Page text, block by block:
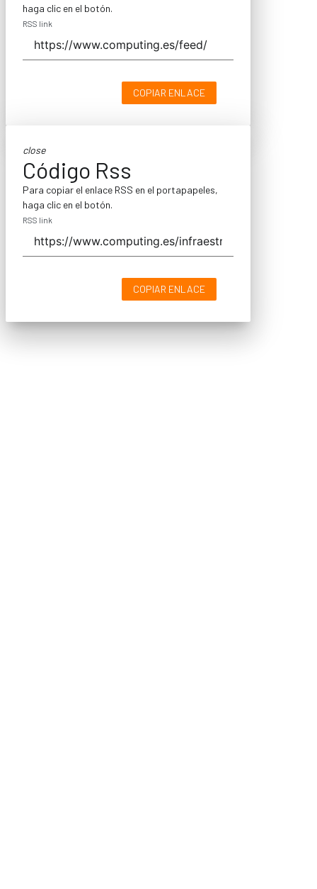
haga clic en el botón.
RSS link
COPIAR ENLACE
close
Código Rss
Para copiar el enlace RSS en el portapapeles,
haga clic en el botón.
RSS link
COPIAR ENLACE